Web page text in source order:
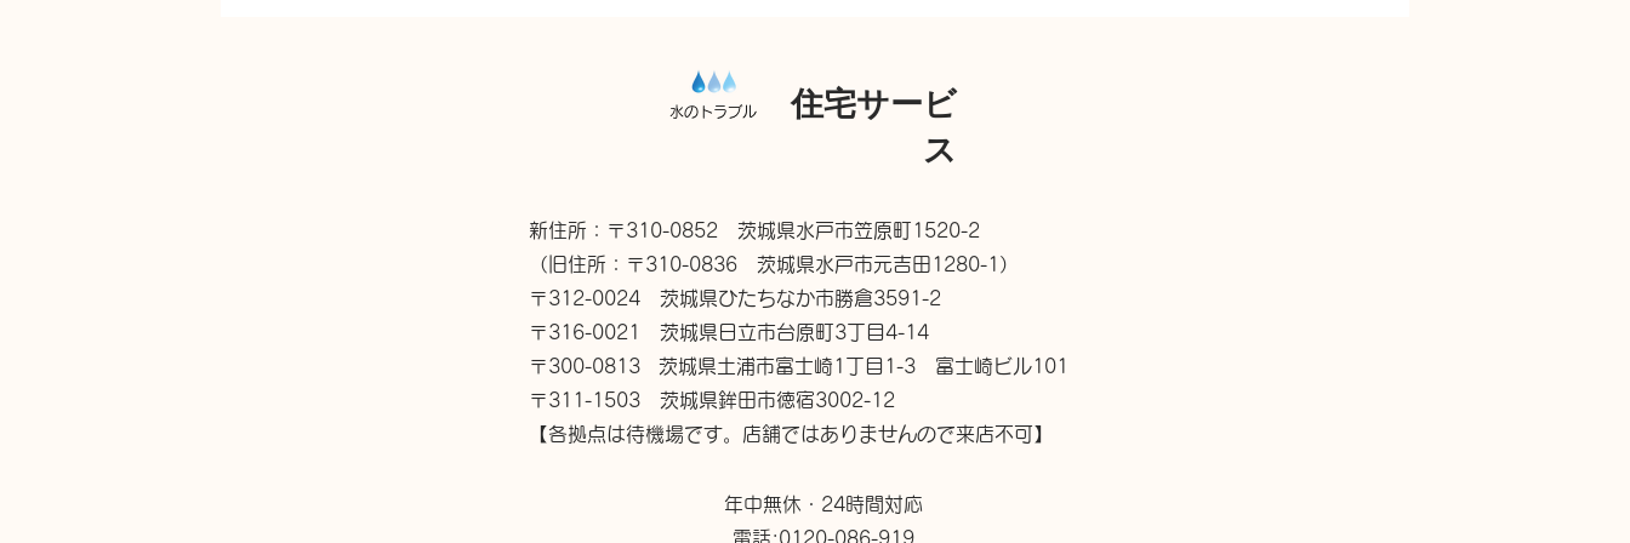
住宅サービ
ス
水のトラブル
新住所：〒310-0852 茨城県水戸市笠原町1520-2
（旧住所：〒310-0836 茨城県水戸市元吉田1280-1）
〒312-0024 茨城県ひたちなか市勝倉3591-2
〒316-0021 茨城県日立市台原町3丁目4-14
〒300-0813 茨城県土浦市富士崎1丁目1-3 富士崎ビル101
〒311-1503 茨城県鉾田市徳宿3002-12
【各拠点は待機場です。店舗ではありませんので来店不可】
年中無休・24時間対応
電話:0120-086-919